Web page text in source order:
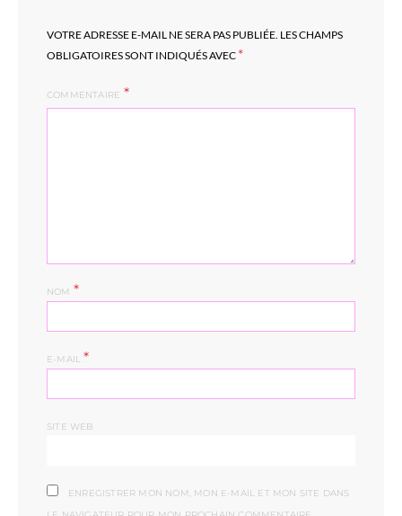
VOTRE ADRESSE E-MAIL NE SERA PAS PUBLIÉE. LES CHAMPS
OBLIGATOIRES SONT INDIQUÉS AVEC *
COMMENTAIRE
NOM *
E-MAIL*
SITE WEB
ENREGISTRER MON NOM, MON E-MAIL ET MON SITE DANS